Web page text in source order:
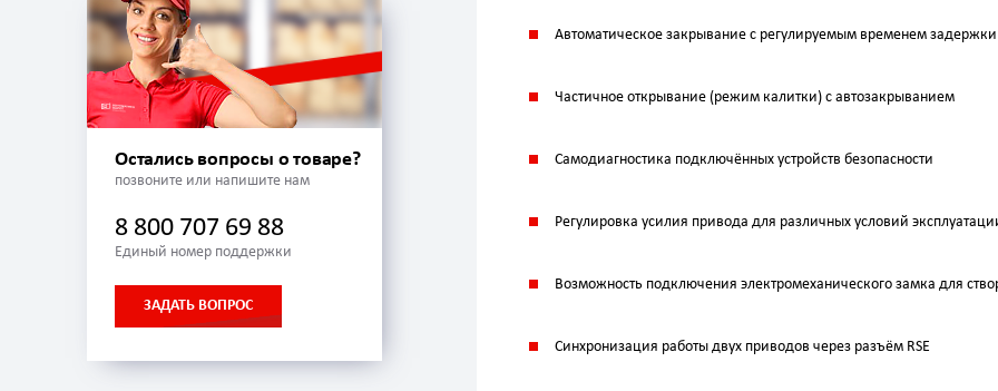
Остались вопросы о товаре?
позвоните или напишите нам
8 800 707 69 88
Единый номер поддержки
ЗАДАТЬ ВОПРОС
Автоматическое закрывание с регулируемым временем задержки
Частичное открывание (режим калитки) с автозакрыванием
Самодиагностика подключённых устройств безопасности
Регулировка усилия привода для различных условий
Возможность подключения электромеханического замка для
Синхронизация работы двух приводов через разъём RSE